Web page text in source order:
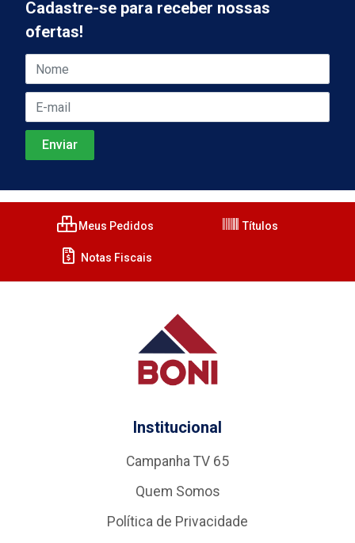
Cadastre-se para receber nossas
ofertas!
Meus Pedidos Títulos
Notas Fiscais
Institucional
Campanha TV 65
Quem Somos
Política de Privacidade